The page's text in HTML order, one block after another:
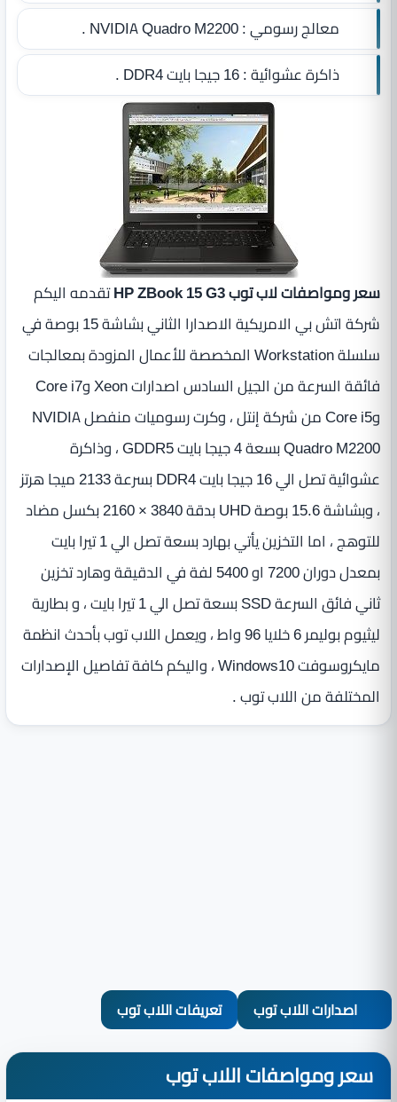
معالج رسومي :NVIDIA Quadro M2200 .
ذاكرة عشوائية :16 جيجا بايت DDR4 .
سعر ومواصفات لاب توب HP ZBook 15 G3
تقدمه اليكم
شركة اتش بي الامريكية الاصدارا الثاني بشاشة 15 بوصة في
سلسلة Workstation المخصصة للأعمال المزودة بمعالجات
فائقة السرعة من الجيل السادس اصدارات Xeon وCore i7
وCore i5 من شركة إنتل ، وكرت رسوميات منفصل NVIDIA
Quadro M2200 بسعة 4 جيجا بايت GDDR5 ، وذاكرة
عشوائية تصل الي 16 جيجا بايت DDR4 بسرعة 2133 ميجا هرتز
، وبشاشة 15.6 بوصة UHD بدقة 3840 × 2160 بكسل مضاد
للتوهج ، اما التخزين يأتي بهارد بسعة تصل الي 1 تيرا بايت
بمعدل دوران 7200 او 5400 لفة في الدقيقة وهارد تخزين
ثاني فائق السرعة SSD بسعة تصل الي 1 تيرا بايت ، و بطارية
ليثيوم بوليمر 6 خلايا 96 واط ، ويعمل اللاب توب بأحدث انظمة
مايكروسوفت Windows10 ، واليكم كافة تفاصيل الإصدارات
المختلفة من اللاب توب .
اصدارات اللاب توب تعريفات اللاب توب
سعر ومواصفات اللاب توب